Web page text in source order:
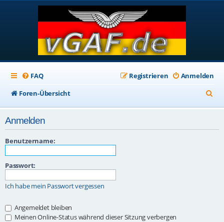
FAQ Anmelden
Registrieren
Foren-Übersicht
u
Anmelden
Benutzername:
Passwort:
Ich habe mein Passwort vergessen
Angemeldet bleiben
Meinen Online-Status während dieser Sitzung verbergen